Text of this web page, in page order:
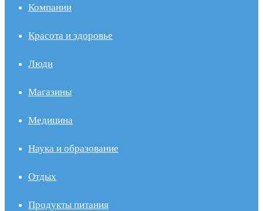
Компании
Красота и здоровье
Люди
Магазины
Медицина
Наука и образование
Отдых
Продукты питания